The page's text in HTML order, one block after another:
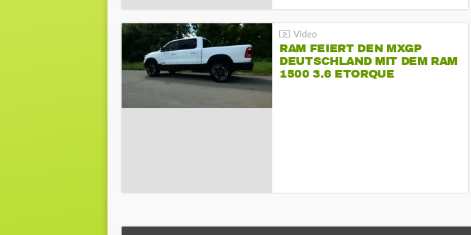
RAM FEIERT DEN MXGP
DEUTSCHLAND MIT DEM RAM
1500 3.6 ETORQUE